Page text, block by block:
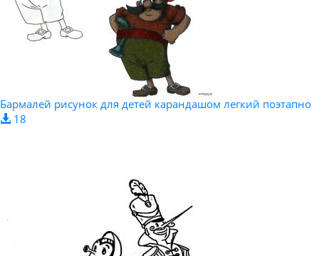
Бармалей рисунок для детей карандашом легкий поэтапно
18